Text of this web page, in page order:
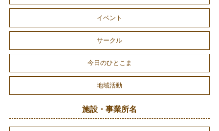
イベント
サークル
今日のひとこま
地域活動
施設・事業所名